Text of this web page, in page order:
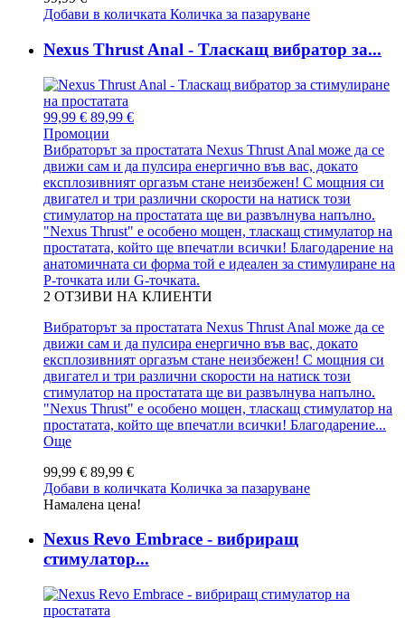
Добави в количката Количка за пазаруване
Nexus Thrust Anal - Тласкащ вибратор за...
99,99 € 89,99 €
Промоции
Вибраторът за простатата Nexus Thrust Anal може да се
движи сам и да пулсира енергично във вас, докато
експлозивният оргазъм стане неизбежен! С мощния си
двигател и три различни скорости на натиск този
стимулатор на простатата ще ви развълнува напълно.
"Nexus Thrust" е особено мощен, тласкащ стимулатор на
простатата, който ще впечатли всички! Благодарение на
анатомичната си форма той е идеален за стимулиране на
P-точката или G-точката.
2 ОТЗИВИ НА КЛИЕНТИ
Вибраторът за простатата Nexus Thrust Anal може да се
движи сам и да пулсира енергично във вас, докато
експлозивният оргазъм стане неизбежен! С мощния си
двигател и три различни скорости на натиск този
стимулатор на простатата ще ви развълнува напълно.
"Nexus Thrust" е особено мощен, тласкащ стимулатор на
простатата, който ще впечатли всички! Благодарение...
Още
99,99 € 89,99 €
Добави в количката Количка за пазаруване
Намалена цена!
Nexus Revo Embrace - вибриращ
стимулатор...